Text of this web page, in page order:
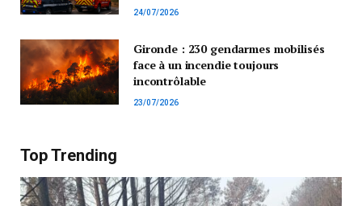
24/07/2026
Gironde : 230 gendarmes mobilisés
face à un incendie toujours
incontrôlable
23/07/2026
Top Trending